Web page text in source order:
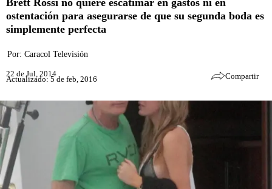
Brett Rossi no quiere escatimar en gastos ni en
ostentación para asegurarse de que su segunda boda es
simplemente perfecta
Por: Caracol Televisión
22 de Jul, 2014
Actualizado: 5 de feb, 2016 Compartir